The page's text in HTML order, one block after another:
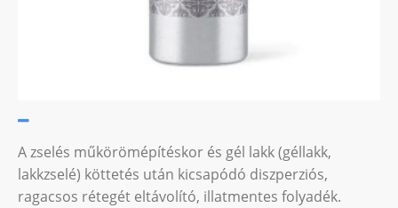
A zselés műkörömépítéskor és gél lakk (géllakk,
lakkzselé) köttetés után kicsapódó diszperziós,
ragacsos rétegét eltávolító, illatmentes folyadék.